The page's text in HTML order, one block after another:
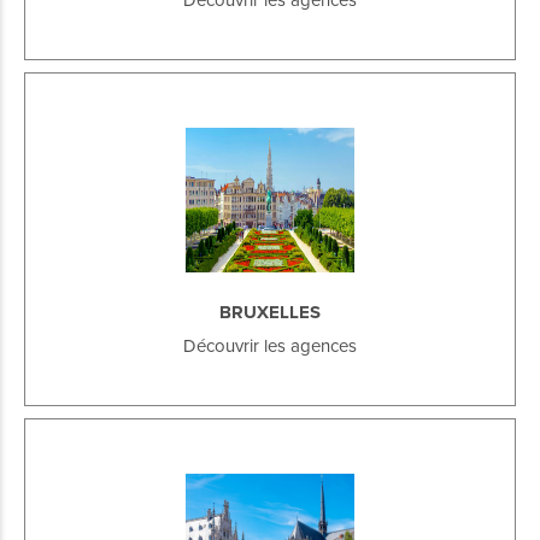
BRUXELLES
Découvrir les agences